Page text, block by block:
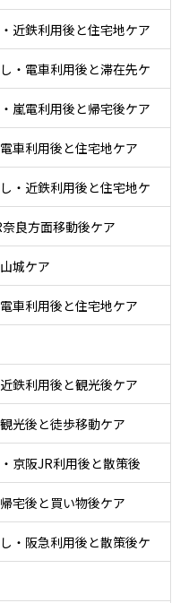
近鉄利用後と住宅地ケア
・電車利用後と滞在先ケ
嵐電利用後と帰宅後ケア
車利用後と住宅地ケア
・近鉄利用後と住宅地ケ
良方面移動後ケア
城ケア
車利用後と住宅地ケア
鉄利用後と観光後ケア
光後と徒歩移動ケア
京阪JR利用後と散策後
宅後と買い物後ケア
・阪急利用後と散策後ケ